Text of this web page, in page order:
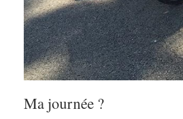
Ma journée ?